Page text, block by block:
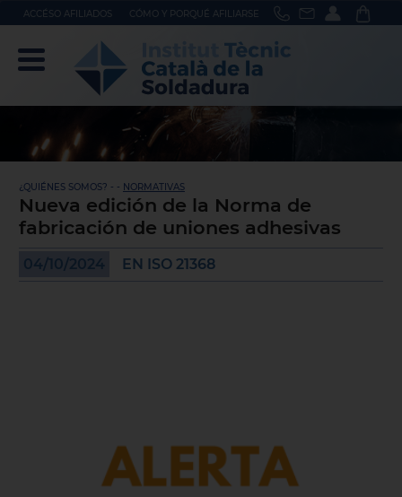
ACCÉSO AFILIADOS CÓMO Y PORQUÉ AFILIARSE
¿QUIÉNES SOMOS? - - NORMATIVAS
Nueva edición de la Norma de
fabricación de uniones adhesivas
04/10/2024 EN ISO 21368